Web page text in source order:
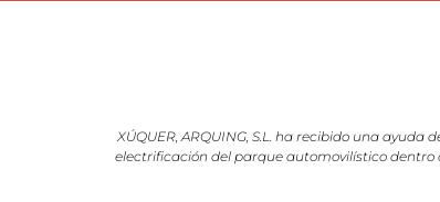
XÚQUER, ARQUING, S.L. ha recibido una
electrificación del parque automovilístico dentro